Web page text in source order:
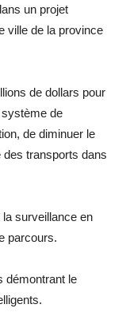
un projet
ville de la province
de dollars pour
système de
de diminuer le
des transports dans
surveillance en
parcours.
démontrant le